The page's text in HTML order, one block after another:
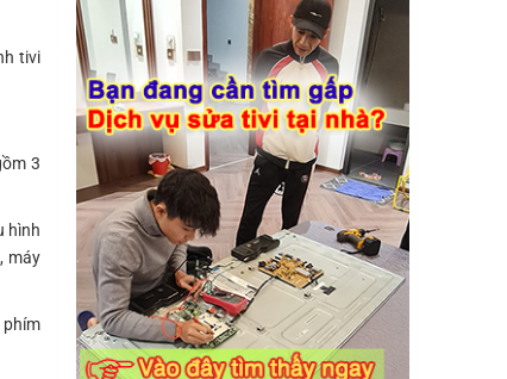
tivi
3
hình
máy